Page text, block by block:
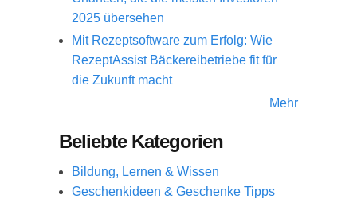
2025 übersehen
Mit Rezeptsoftware zum Erfolg: Wie
RezeptAssist Bäckereibetriebe fit für
die Zukunft macht
Mehr
Beliebte Kategorien
Bildung, Lernen & Wissen
Geschenkideen & Geschenke Tipps